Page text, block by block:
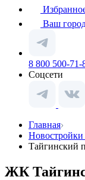
Ваш
8 800 500-71-
Соцсети
Главная
Тайгинский
ЖК